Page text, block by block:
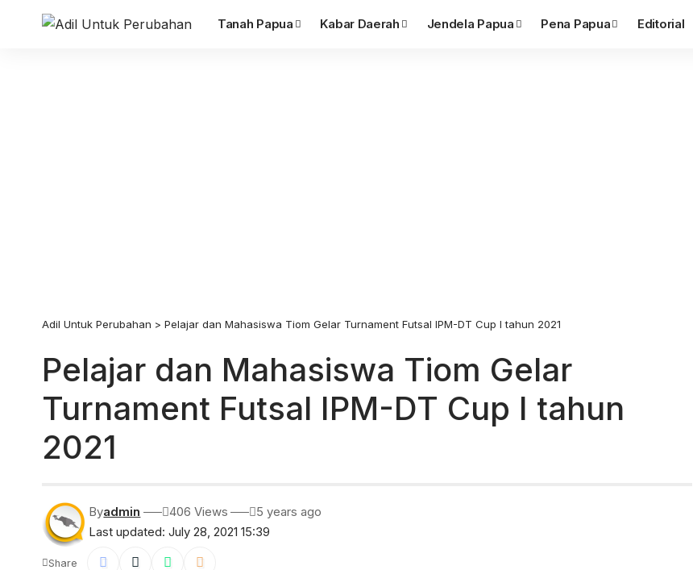
Tanah Papua Kabar Daerah Jendela Papua Pena Papua Editorial
Adil Untuk Perubahan > Pelajar dan Mahasiswa Tiom Gelar Turnament Futsal IPM-DT Cup I tahun 2021
Pelajar dan Mahasiswa Tiom Gelar
Turnament Futsal IPM-DT Cup I tahun
2021
Last updated: July 28, 2021 15:39
Byadmin 406 Views 5 years ago
Share